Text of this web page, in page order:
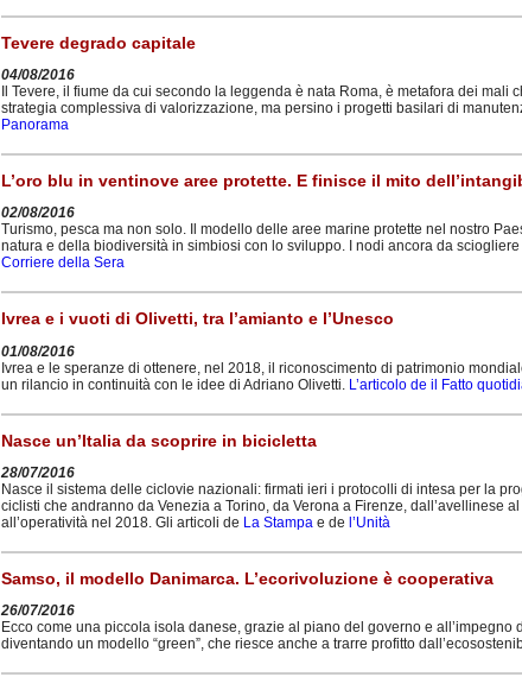
Tevere degrado capitale
04/08/2016
Il Tevere, il fiume da cui secondo la leggenda è nata Roma, è metafora dei
strategia complessiva di valorizzazione, ma persino i progetti basilari di
Panorama
L’oro blu in ventinove aree protette. E finisce il mito
02/08/2016
Turismo, pesca ma non solo. Il modello delle aree marine protette nel nostro
natura e della biodiversità in simbiosi con lo sviluppo. I nodi ancora da
Corriere della Sera
Ivrea e i vuoti di Olivetti, tra l’amianto e l’Unesco
01/08/2016
Ivrea e le speranze di ottenere, nel 2018, il riconoscimento di patrimonio
un rilancio in continuità con le idee di Adriano Olivetti. L’articolo de il Fatto
Nasce un’Italia da scoprire in bicicletta
28/07/2016
Nasce il sistema delle ciclovie nazionali: firmati ieri i protocolli di intesa per la
ciclisti che andranno da Venezia a Torino, da Verona a Firenze, dall’avellinese
all’operatività nel 2018. Gli articoli de La Stampa e de l’Unità
Samso, il modello Danimarca. L’ecorivoluzione è cooperativa
26/07/2016
Ecco come una piccola isola danese, grazie al piano del governo e
diventando un modello “green”, che riesce anche a trarre profitto